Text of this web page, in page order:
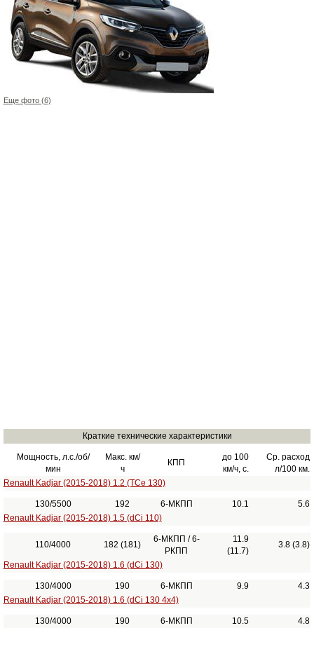
Еще фото (6)
Краткие технические характеристики
Мощность, л.с./об/
мин
Макс. км/
ч
КПП
до 100
км/ч, с.
Ср. расход
л/100 км.
Renault Kadjar (2015-2018) 1.2 (TCe 130)
130/5500 192 6-МКПП 10.1
5.6
Renault Kadjar (2015-2018) 1.5 (dCi 110)
110/4000 182 (181)
6-МКПП / 6-
РКПП
11.9
(11.7)
3.8 (3.8)
Renault Kadjar (2015-2018) 1.6 (dCi 130)
130/4000 190 6-МКПП 9.9
4.3
Renault Kadjar (2015-2018) 1.6 (dCi 130 4x4)
130/4000 190 6-МКПП 10.5 4.8